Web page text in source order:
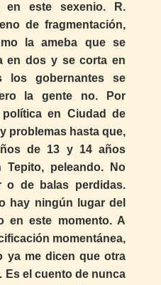
este sexenio. R.
de fragmentación,
la ameba que se
en dos y se corta en
los gobernantes se
la gente no. Por
en Ciudad de
problemas hasta que,
de 13 y 14 años
peleando. No
o de balas perdidas.
hay ningún lugar del
en este momento. A
momentánea,
ya me dicen que otra
el cuento de nunca